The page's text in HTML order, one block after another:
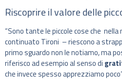
Riscoprire il valore delle
“Sono tante le piccole cose che
continuato Tironi – riescono a
primo sguardo non le notiamo, ma
riferisco ad esempio al senso di
che invece spesso apprezziamo